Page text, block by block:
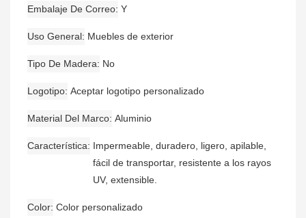
Embalaje De Correo Y
Uso General Muebles de exterior
Tipo De Madera No
Logotipo Aceptar logotipo personalizado
Material Del Marco Aluminio
Característica Impermeable, duradero, ligero, apilable,
fácil de transportar, resistente a los rayos
UV, extensible.
Color Color personalizado